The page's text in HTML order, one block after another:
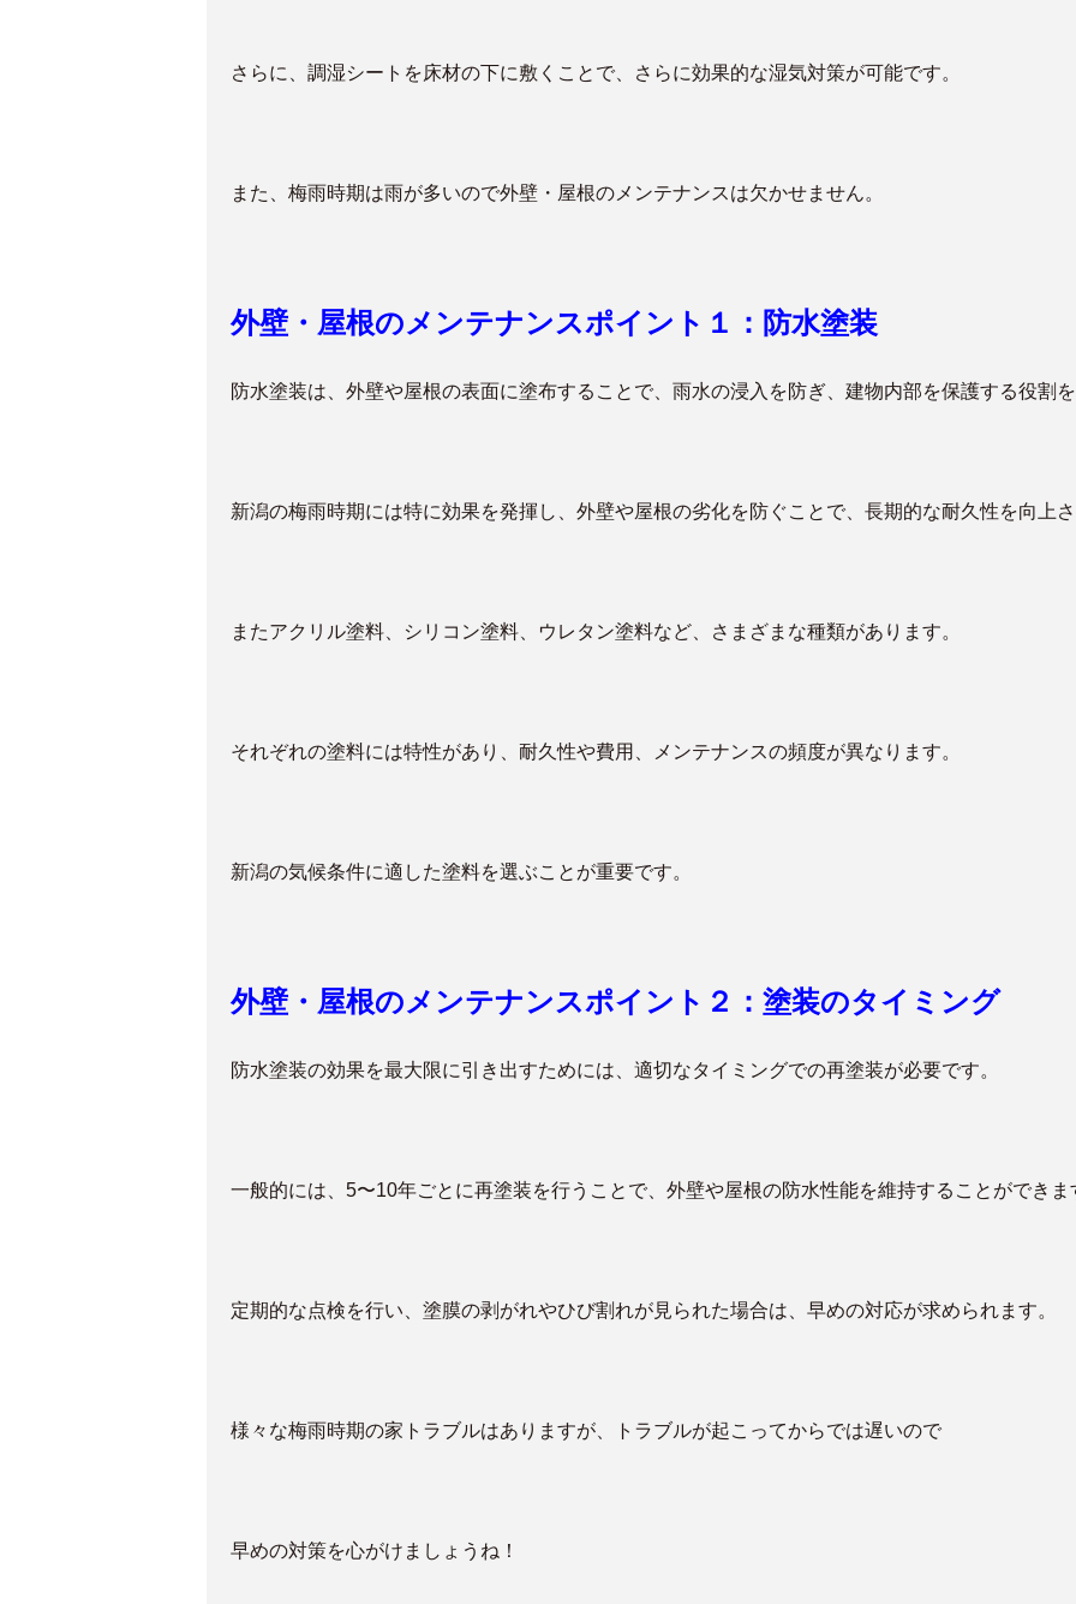
さらに、調湿シートを床材の下に敷くことで、さらに効果的な湿気対策が可能です。
また、梅雨時期は雨が多いので外壁・屋根のメンテナンスは欠かせません。
外壁・屋根のメンテナンスポイント１：防水塗装
防水塗装は、外壁や屋根の表面に塗布することで、雨水の浸入を防ぎ、建物内部を保護する役割
新潟の梅雨時期には特に効果を発揮し、外壁や屋根の劣化を防ぐことで、長期的な耐久性を向上
またアクリル塗料、シリコン塗料、ウレタン塗料など、さまざまな種類があります。
それぞれの塗料には特性があり、耐久性や費用、メンテナンスの頻度が異なります。
新潟の気候条件に適した塗料を選ぶことが重要です。
外壁・屋根のメンテナンスポイント２：塗装のタイミング
防水塗装の効果を最大限に引き出すためには、適切なタイミングでの再塗装が必要です。
一般的には、5〜10年ごとに再塗装を行うことで、外壁や屋根の防水性能を維持することができま
定期的な点検を行い、塗膜の剥がれやひび割れが見られた場合は、早めの対応が求められます。
様々な梅雨時期の家トラブルはありますが、トラブルが起こってからでは遅いので
早めの対策を心がけましょうね！